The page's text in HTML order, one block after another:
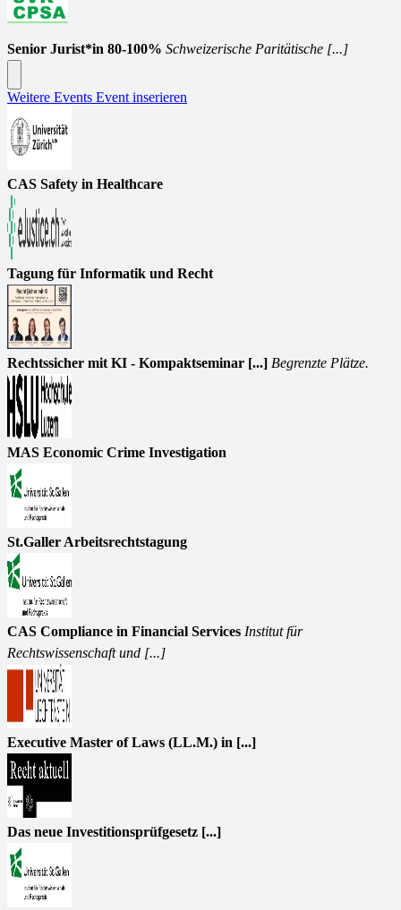
Senior Jurist*in 80-100% Schweizerische Paritätische [...]
Weitere Events Event inserieren
CAS Safety in Healthcare
Tagung für Informatik und Recht
Rechtssicher mit KI - Kompaktseminar [...] Begrenzte Plätze.
MAS Economic Crime Investigation
St.Galler Arbeitsrechtstagung
CAS Compliance in Financial Services Institut für
Rechtswissenschaft und [...]
Executive Master of Laws (LL.M.) in [...]
Das neue Investitionsprüfgesetz [...]